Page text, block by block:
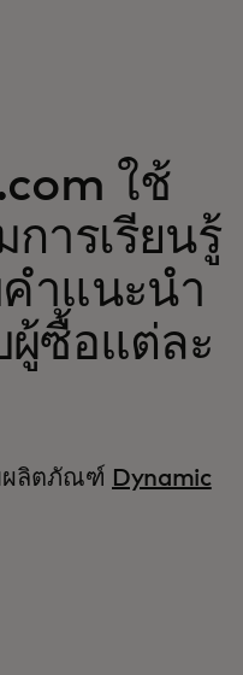
ม
ใช้
ารเรียนรู้
คำแนะนำ
ผู้ซื้อแต่ละ
ผลิตภัณฑ์ Dynamic